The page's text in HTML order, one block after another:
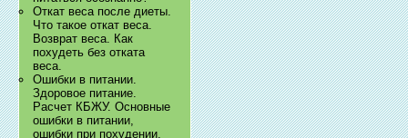
Откат веса после диеты.
Что такое откат веса.
Возврат веса. Как
похудеть без отката
веса.
Ошибки в питании.
Здоровое питание.
Расчет КБЖУ. Основные
ошибки в питании,
ошибки при похудении.